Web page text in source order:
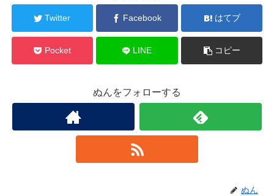
Twitter Facebook はてブ
Pocket LINE コピー
ぬんをフォローする
ぬん